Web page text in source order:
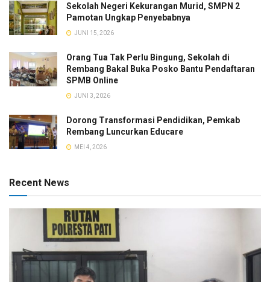
Sekolah Negeri Kekurangan Murid, SMPN 2
Pamotan Ungkap Penyebabnya
JUNI 15, 2026
Orang Tua Tak Perlu Bingung, Sekolah di
Rembang Bakal Buka Posko Bantu Pendaftaran
SPMB Online
JUNI 3, 2026
Dorong Transformasi Pendidikan, Pemkab
Rembang Luncurkan Educare
MEI 4, 2026
Recent News